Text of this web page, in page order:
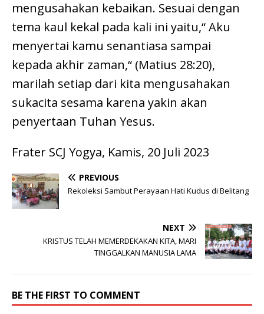
mengusahakan kebaikan. Sesuai dengan
tema kaul kekal pada kali ini yaitu,“ Aku
menyertai kamu senantiasa sampai
kepada akhir zaman,“ (Matius 28:20),
marilah setiap dari kita mengusahakan
sukacita sesama karena yakin akan
penyertaan Tuhan Yesus.
Frater SCJ Yogya, Kamis, 20 Juli 2023
PREVIOUS
Rekoleksi Sambut Perayaan Hati Kudus di Belitang
NEXT
KRISTUS TELAH MEMERDEKAKAN KITA, MARI
TINGGALKAN MANUSIA LAMA
BE THE FIRST TO COMMENT